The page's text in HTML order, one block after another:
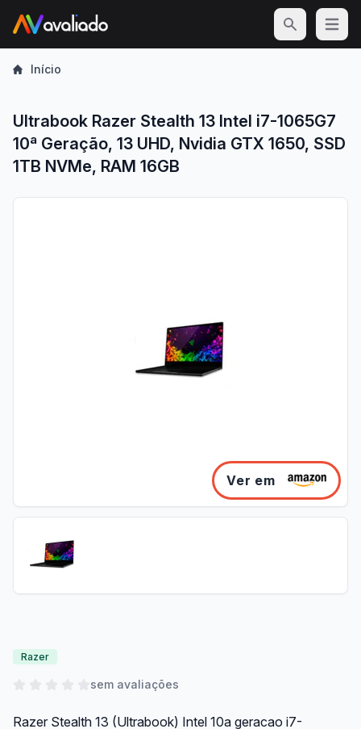
Open
Início
Ultrabook Razer Stealth 13 Intel i7-1065G7
10ª Geração, 13 UHD, Nvidia GTX 1650, SSD
1TB NVMe, RAM 16GB
Ver em
Razer
sem avaliações
Razer Stealth 13 (Ultrabook) Intel 10a geracao i7-